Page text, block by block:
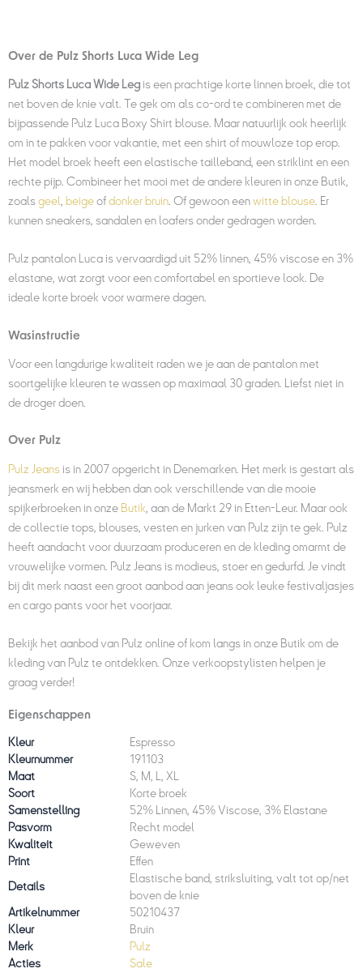
Over de Pulz Shorts Luca Wide Leg
Pulz Shorts Luca Wide Legis een prachtige korte linnen broek, die tot
net boven de knie valt. Te gek om als co-ord te combineren met de
bijpassende Pulz Luca Boxy Shirt blouse. Maar natuurlijk ook heerlijk
om in te pakken voor vakantie, met een shirt of mouwloze top erop.
Het model broek heeft een elastische tailleband, een striklint en een
rechte pijp. Combineer het mooi met de andere kleuren in onze Butik,
zoalsgeel beigeofdonker bruin . Of gewoon eenwitte blouse . Er
kunnen sneakers, sandalen en loafers onder gedragen worden.
Pulz pantalon Luca is vervaardigd uit 52% linnen, 45% viscose en 3%
elastane, wat zorgt voor een comfortabel en sportieve look. De
ideale korte broek voor warmere dagen.
Wasinstructie
Voor een langdurige kwaliteit raden we je aan de pantalon met
soortgelijke kleuren te wassen op maximaal 30 graden. Liefst niet in
de droger doen.
Over Pulz
Pulz Jeansis in 2007 opgericht in Denemarken. Het merk is gestart als
jeansmerk en wij hebben dan ook verschillende van die mooie
spijkerbroeken in onze Butik , aan de Markt 29 in Etten-Leur. Maar ook
de collectie tops, blouses, vesten en jurken van Pulz zijn te gek. Pulz
heeft aandacht voor duurzaam produceren en de kleding omarmt de
vrouwelijke vormen. Pulz Jeans is modieus, stoer en gedurfd. Je vindt
bij dit merk naast een groot aanbod aan jeans ook leuke festivaljasjes
en cargo pants voor het voorjaar.
Bekijk het aanbod van Pulz online of kom langs in onze Butik om de
kleding van Pulz te ontdekken. Onze verkoopstylisten helpen je
graag verder!
Eigenschappen
Kleur
Espresso
Kleurnummer
191103
Maat
S, M, L, XL
Soort
Korte broek
Samenstelling
52% Linnen, 45% Viscose, 3% Elastane
Pasvorm
Recht model
Kwaliteit
Geweven
Print
Effen
Details
Elastische band, striksluiting, valt tot op/net
boven de knie
Artikelnummer
50210437
Kleur
Bruin
Merk
Pulz
Acties
Sale